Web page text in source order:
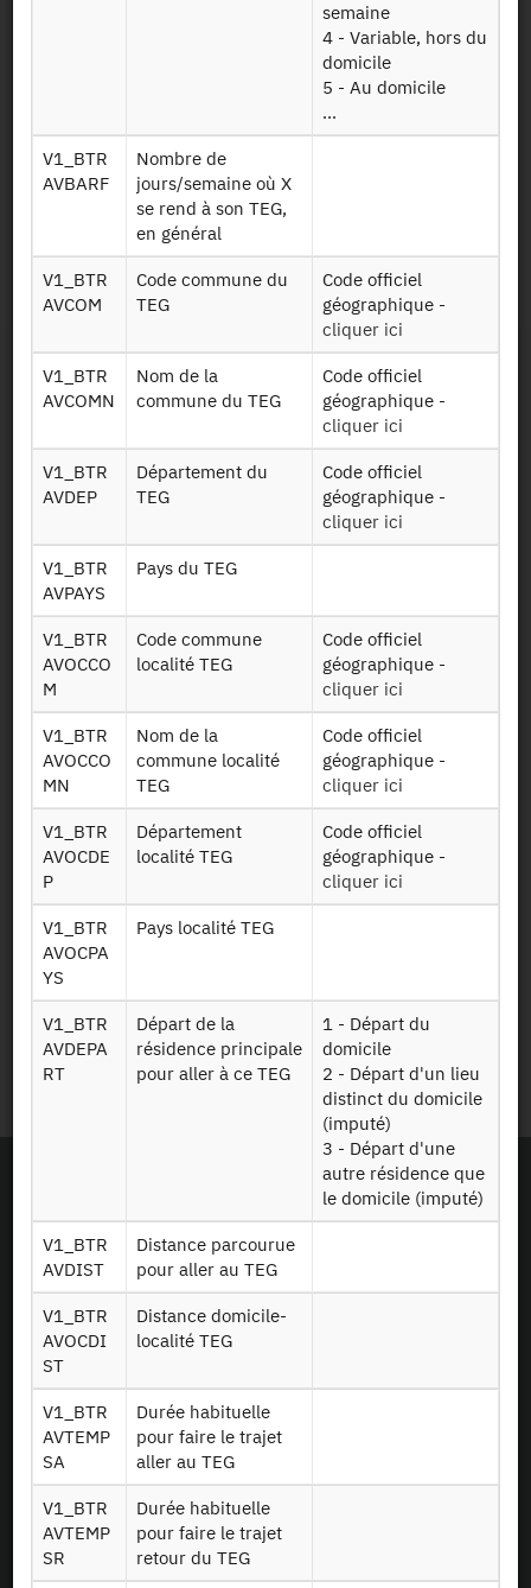
semaine
4 - Variable, hors du
domicile
5 - Au domicile
...
V1_BTR
AVBARF
Nombre de
jours/semaine où X
se rend à son TEG,
en général
V1_BTR
AVCOM
Code commune du
TEG
Code officiel
géographique -
cliquer ici
V1_BTR
AVCOMN
Nom de la
commune du TEG
Code officiel
géographique -
cliquer ici
V1_BTR
AVDEP
Département du
TEG
Code officiel
géographique -
cliquer ici
V1_BTR
AVPAYS
Pays du TEG
V1_BTR
AVOCCO
M
Code commune
localité TEG
Code officiel
géographique -
cliquer ici
V1_BTR
AVOCCO
MN
Nom de la
commune localité
TEG
Code officiel
géographique -
cliquer ici
V1_BTR
AVOCDE
P
Département
localité TEG
Code officiel
géographique -
cliquer ici
V1_BTR
AVOCPA
YS
Pays localité TEG
V1_BTR
AVDEPA
RT
Départ de la
résidence principale
pour aller à ce TEG
1 - Départ du
domicile
2 - Départ d'un lieu
distinct du domicile
(imputé)
3 - Départ d'une
autre résidence que
le domicile (imputé)
V1_BTR
AVDIST
Distance parcourue
pour aller au TEG
V1_BTR
AVOCDI
ST
Distance domicile-
localité TEG
V1_BTR
AVTEMP
SA
Durée habituelle
pour faire le trajet
aller au TEG
V1_BTR
AVTEMP
SR
Durée habituelle
pour faire le trajet
retour du TEG
Ce suivi vise d'une part, à corriger l'oubli de certains trajets
et de connaître avec une meilleure précision les heures de
Il permet, d'autre part, d'obtenir des informations que les
méthodes classiques ne peuvent pas fournir (trajets très
courts et parcours terminaux, temps d'attente, vitesse, choix
de l'itinéraire, etc.).
Identifiant persistant
2007-2008 : https://doi.org/10.34724/CASD.14.1448.V1
Documents utiles
Recrutement
Presse et rapports
Marchés publics
Mentions légales
personnelles
Plan du site
En tant que simple visiteur, la navigation sur le site du CASD n'installera pas de
cookies.